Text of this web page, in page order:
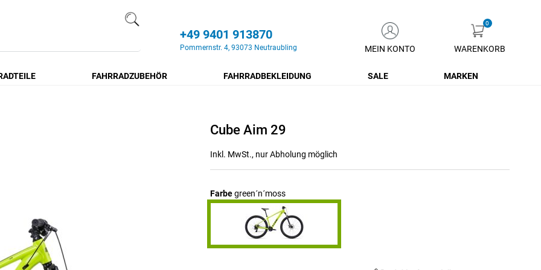
Inhalt
MEIN KONTO
+49 9401 913870
Pommernstr. 4, 93073 Neutraubling WARENKORB
FAHRRADZUBEHÖR FAHRRADBEKLEIDUNG SALE MARKEN
Cube Aim 29
Inkl. MwSt., nur Abholung möglich
Farbegreen´n´moss